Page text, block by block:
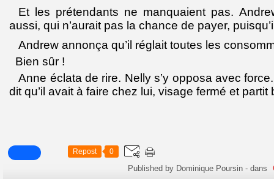
Et les prétendants ne manquaient pas.
aussi, qui n’aurait pas la chance de payer,
Andrew annonça qu’il réglait toutes les
Bien sûr !
Anne éclata de rire. Nelly s’y opposa avec
dit qu’il avait à faire chez lui, visage fermé et partit
Repost 0
Published by Dominique Poursin -dans